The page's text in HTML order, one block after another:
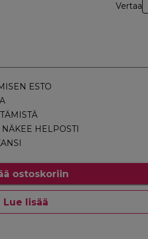
Vertaa
ESTO
HELPOSTI
ostoskoriin
Lue lisää